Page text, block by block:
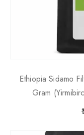
Ethiopia Sidamo
Gram